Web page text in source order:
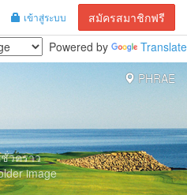
เข้าสู่ระบบ สมัครสมาชิกฟรี
Powered by
Translate
PHRAE
วคราว
image